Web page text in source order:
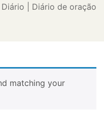
Diário | Diário de oração
matching your